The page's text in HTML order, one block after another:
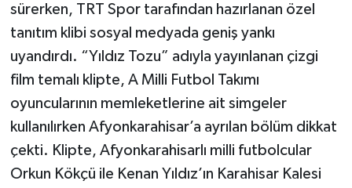
sürerken, TRT Spor tarafından hazırlanan özel
tanıtım klibi sosyal medyada geniş yankı
uyandırdı. “Yıldız Tozu” adıyla yayınlanan çizgi
film temalı klipte, A Milli Futbol Takımı
oyuncularının memleketlerine ait simgeler
kullanılırken Afyonkarahisar’a ayrılan bölüm dikkat
çekti. Klipte, Afyonkarahisarlı milli futbolcular
Orkun Kökçü ile Kenan Yıldız’ın Karahisar Kalesi